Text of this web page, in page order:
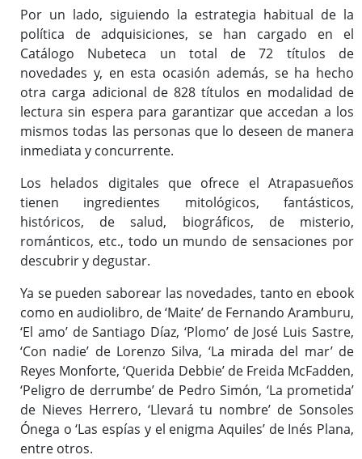
Formación
Enlaces de interés
Por un lado, siguiendo la estrategia habitual de la
política de adquisiciones, se han cargado en el
Catálogo Nubeteca un total de 72 títulos de
novedades y, en esta ocasión además, se ha hecho
otra carga adicional de 828 títulos en modalidad de
lectura sin espera para garantizar que accedan a los
mismos todas las personas que lo deseen de manera
inmediata y concurrente.
Los helados digitales que ofrece el Atrapasueños
tienen ingredientes mitológicos, fantásticos,
históricos, de salud, biográficos, de misterio,
románticos, etc., todo un mundo de sensaciones por
descubrir y degustar.
Ya se pueden saborear las novedades, tanto en ebook
como en audiolibro, de ‘Maite’ de Fernando Aramburu,
‘El amo’ de Santiago Díaz, ‘Plomo’ de José Luis Sastre,
‘Con nadie’ de Lorenzo Silva, ‘La mirada del mar’ de
Reyes Monforte, ‘Querida Debbie’ de Freida McFadden,
‘Peligro de derrumbe’ de Pedro Simón, ‘La prometida’
de Nieves Herrero, ‘Llevará tu nombre’ de Sonsoles
Ónega o ‘Las espías y el enigma Aquiles’ de Inés Plana,
entre otros.